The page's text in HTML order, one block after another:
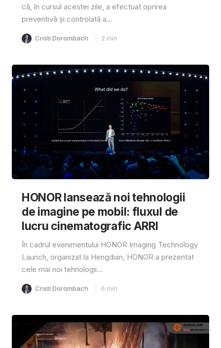
că, în cursul acestei zile, a efectuat oprirea
preventivă și controlată a...
Cristi Dorombach 2 min
HONOR lansează noi tehnologii
de imagine pe mobil: fluxul de
lucru cinematografic ARRI
În cadrul evenimentului HONOR Imaging Technology
Launch, organizat la Hengdian, HONOR a prezentat
cele mai noi tehnologii...
Cristi Dorombach 6 min